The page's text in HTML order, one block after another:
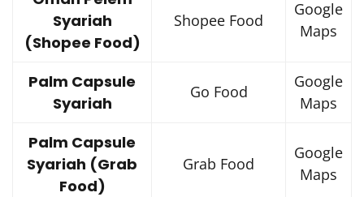
Syariah
(Shopee Food)
Shopee Food
Google
Maps
Palm Capsule
Syariah
Go Food
Google
Maps
Palm Capsule
Syariah (Grab
Food)
Grab Food
Google
Maps